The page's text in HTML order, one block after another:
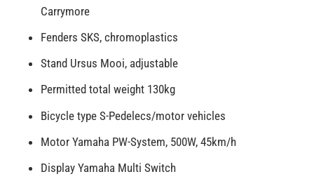
Carrymore
Fenders SKS, chromoplastics
Stand Ursus Mooi, adjustable
Permitted total weight 130kg
Bicycle type S-Pedelecs/motor vehicles
Motor Yamaha PW-System, 500W, 45km/h
Display Yamaha Multi Switch